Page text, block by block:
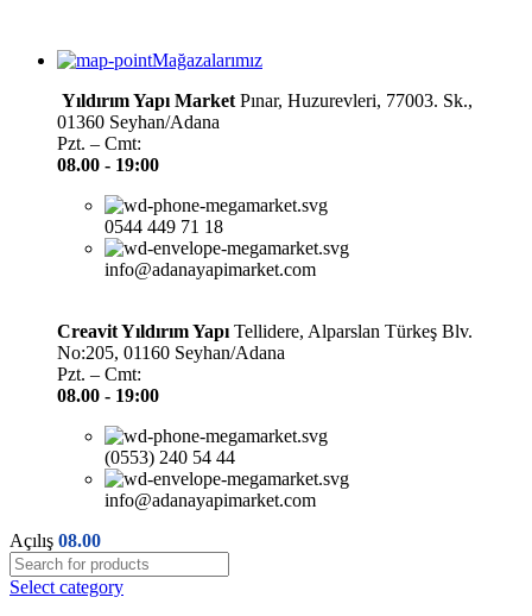
Mağazalarımız
Yıldırım Yapı Market Pınar, Huzurevleri, 77003. Sk.,
01360 Seyhan/Adana
Pzt. – Cmt:
08.00 - 19:00
0544 449 71 18
info@adanayapimarket.com
Creavit Yıldırım Yapı Tellidere, Alparslan Türkeş Blv.
No:205, 01160 Seyhan/Adana
Pzt. – Cmt:
08.00 - 19:00
(0553) 240 54 44
info@adanayapimarket.com
Açılış 08.00
Select category